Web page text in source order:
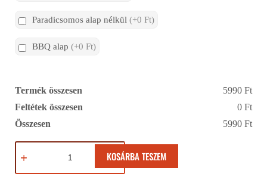
Paradicsomos alap nélkül (+0 Ft)
BBQ alap (+0 Ft)
Termék összesen
5990 Ft
Feltétek összesen
0 Ft
Összesen
5990 Ft
KOSÁRBA TESZEM